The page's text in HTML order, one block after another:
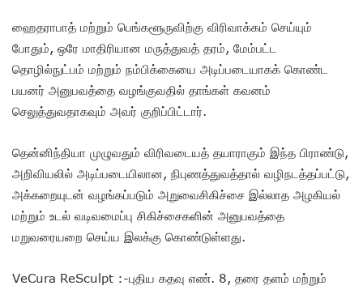
ஹைதராபாத் மற்றும் பெங்களூருவிற்கு விரிவாக்கம் செய்யும்
போதும், ஒரே மாதிரியான மருத்துவத் தரம், மேம்பட்ட
தொழில்நுட்பம் மற்றும் நம்பிக்கையை அடிப்படையாகக் கொண்ட
பயனர் அனுபவத்தை வழங்குவதில் தாங்கள் கவனம்
செலுத்துவதாகவும் அவர் குறிப்பிட்டார்.
தென்னிந்தியா முழுவதும் விரிவடையத் தயாராகும் இந்த பிராண்டு,
அறிவியலில் அடிப்படையிலான, நிபுணத்துவத்தால் வழிநடத்தப்பட்டு,
அக்கறையுடன் வழங்கப்படும் அறுவைசிகிச்சை இல்லாத அழகியல்
மற்றும் உடல் வடிவமைப்பு சிகிச்சைகளின் அனுபவத்தை
மறுவரையறை செய்ய இலக்கு கொண்டுள்ளது.
VeCura ReSculpt :-புதிய கதவு எண். 8, தரை தளம் மற்றும்